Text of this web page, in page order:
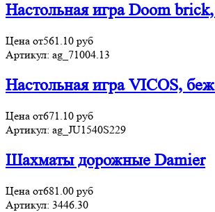
Настольная игра Doom
Цена от561.10 руб
Артикул: ag_71004.13
Настольная игра VICOS,
Цена от671.10 руб
Артикул: ag_JU1540S229
Шахматы дорожные Damier
Цена от681.00 руб
Артикул: 3446.30